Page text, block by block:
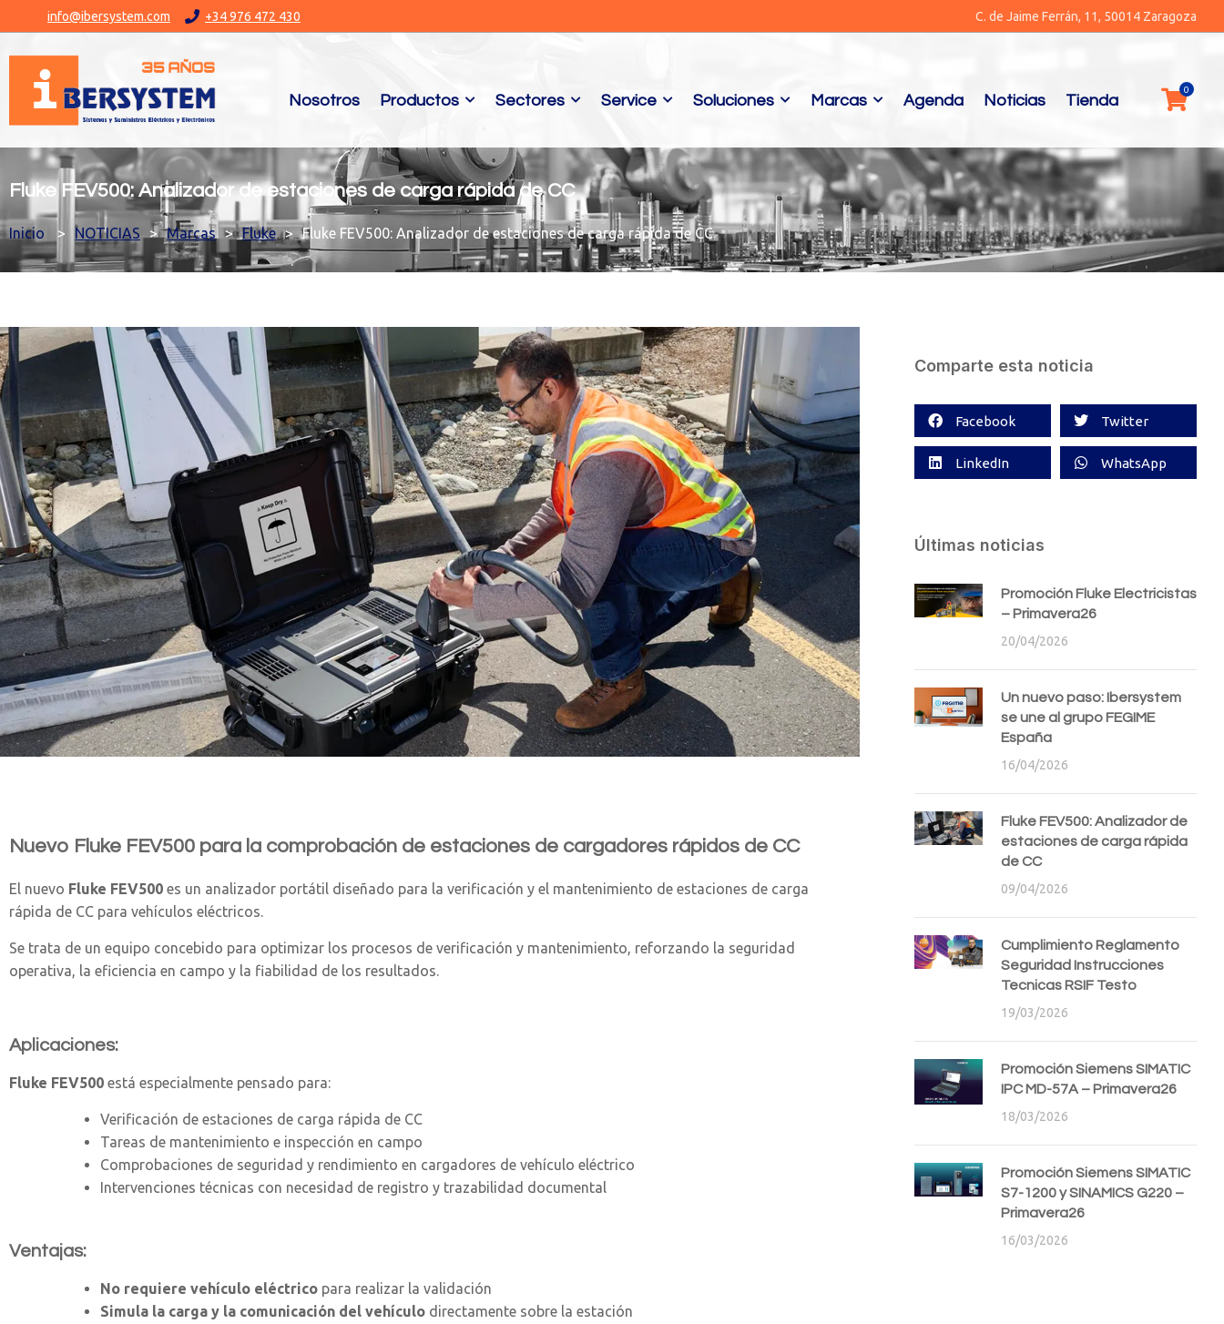
info@ibersystem.com +34 976 472 430 C. de Jaime Ferrán, 11, 50014 Zaragoza
Nosotros Productos Sectores Service Soluciones Marcas Agenda Noticias Tienda
Fluke FEV500: Analizador de estaciones de carga rápida de CC
You are here:NOTICIAS Marcas Fluke Fluke FEV500: Analizador de estaciones de carga rápida de CC
Nuevo Fluke FEV500 para la comprobación de estaciones de cargadores rápidos de CC
El nuevo Fluke FEV500 es un analizador portátil diseñado para la verificación y el mantenimiento de estaciones de carga
rápida de CC para vehículos eléctricos.
Se trata de un equipo concebido para optimizar los procesos de verificación y mantenimiento, reforzando la seguridad
operativa, la eficiencia en campo y la fiabilidad de los resultados.
Aplicaciones:
Fluke FEV500 está especialmente pensado para:
Verificación de estaciones de carga rápida de CC
Tareas de mantenimiento e inspección en campo
Comprobaciones de seguridad y rendimiento en cargadores de vehículo eléctrico
Intervenciones técnicas con necesidad de registro y trazabilidad documental
Ventajas:
No requiere vehículo eléctrico para realizar la validación
Simula la carga y la comunicación del vehículo directamente sobre la estación
Comparte esta noticia
Facebook Twitter
LinkedIn WhatsApp
Últimas noticias
Promoción Fluke Electricistas
– Primavera26
20/04/2026
Un nuevo paso: Ibersystem
se une al grupo FEGIME
España
16/04/2026
Fluke FEV500: Analizador de
estaciones de carga rápida
de CC
09/04/2026
Cumplimiento Reglamento
Seguridad Instrucciones
Tecnicas RSIF Testo
19/03/2026
Promoción Siemens SIMATIC
IPC MD-57A – Primavera26
18/03/2026
Promoción Siemens SIMATIC
S7-1200 y SINAMICS G220 –
Primavera26
16/03/2026